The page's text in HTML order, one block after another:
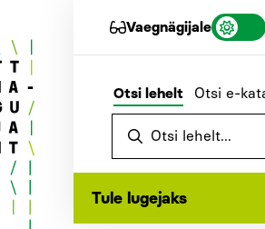
Vaegnägijale
Otsi lehelt Otsi e-
Tule lugejaks